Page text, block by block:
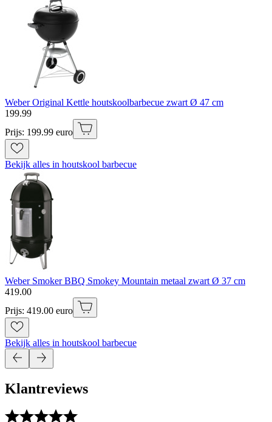
Weber Original Kettle houtskoolbarbecue zwart Ø 47 cm
199.99
Prijs: 199.99 euro
Bekijk alles in houtskool barbecue
Weber Smoker BBQ Smokey Mountain metaal zwart Ø 37 cm
419.00
Prijs: 419.00 euro
Bekijk alles in houtskool barbecue
Klantreviews